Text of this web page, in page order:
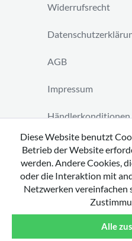
Widerrufsrecht
AGB
Impressum
Händlerkonditionen
Vertrag widerrufen
Diese Website benutzt
Betrieb der Website
werden. Andere Cookies,
oder die Interaktion mit
Netzwerken